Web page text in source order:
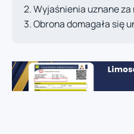
Wyjaśnienia uznane
Obrona domagała się